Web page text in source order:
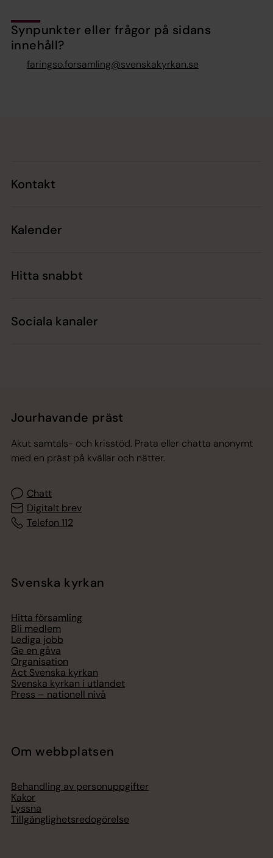
Synpunkter eller frågor på sidans
innehåll?
faringso.forsamling@svenskakyrkan.se
Kontakt
Kalender
Hitta snabbt
Sociala kanaler
Jourhavande präst
Akut samtals- och krisstöd. Prata eller chatta anonymt
med en präst på kvällar och nätter.
Chatt
Digitalt brev
Telefon 112
Svenska kyrkan
Hitta församling
Bli medlem
Lediga jobb
Ge en gåva
Organisation
Act Svenska kyrkan
Svenska kyrkan i utlandet
Press – nationell nivå
Om webbplatsen
Behandling av personuppgifter
Kakor
Lyssna
Tillgänglighetsredogörelse